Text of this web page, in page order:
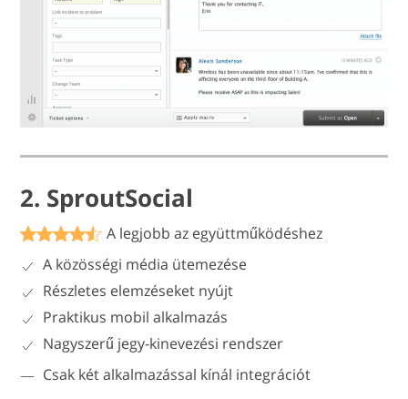
2. SproutSocial
A legjobb az együttműködéshez
A közösségi média ütemezése
Részletes elemzéseket nyújt
Praktikus mobil alkalmazás
Nagyszerű jegy-kinevezési rendszer
Csak két alkalmazással kínál integrációt